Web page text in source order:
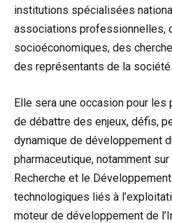
institutions spécialisées
associations professionnelles,
socioéconomiques, des
des représentants de la
Elle sera une occasion pour les
de débattre des enjeux, défis,
dynamique de développement
pharmaceutique, notamment
Recherche et le
technologiques liés à
moteur de développement de